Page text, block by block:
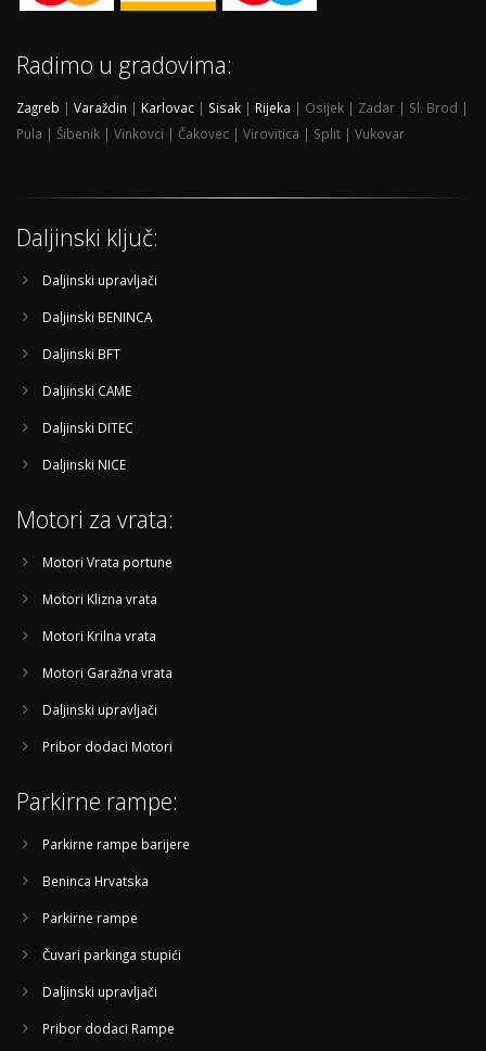
Radimo u gradovima:
Zagreb | Varaždin | Karlovac | Sisak | Rijeka | Osijek | Zadar | Sl. Brod |
Pula | Šibenik | Vinkovci | Čakovec | Virovitica | Split | Vukovar
Daljinski ključ:
Daljinski upravljači
Daljinski BENINCA
Daljinski BFT
Daljinski CAME
Daljinski DITEC
Daljinski NICE
Motori za vrata:
Motori Vrata portune
Motori Klizna vrata
Motori Krilna vrata
Motori Garažna vrata
Daljinski upravljači
Pribor dodaci Motori
Parkirne rampe:
Parkirne rampe barijere
Beninca Hrvatska
Parkirne rampe
Čuvari parkinga stupići
Daljinski upravljači
Pribor dodaci Rampe